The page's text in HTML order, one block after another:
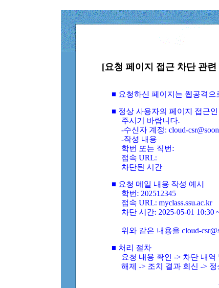
[요청 페이지 접근 차단 관
■ 요청하신 페이지는 웹공격
■ 정상 사용자의 페이지 접근
주시기 바랍니다.
-수신자 계정: cloud-
-작성 내용
학번 또는 직번:
접속 URL:
차단된 시간
■ 요청 메일 내용 작성 예시
학번: 202512345
접속 URL: myclass.ssu.ac.kr
차단 시간: 2025-05-01 10:30
위와 같은 내용을 cloud-
■ 처리 절차
요청 내용 확인 -> 차단 내
해제 -> 조치 결과 회신 ->